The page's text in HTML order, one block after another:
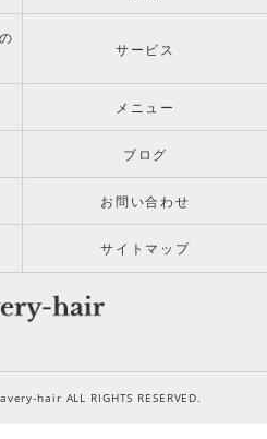
サービス
メニュー
ブログ
お問い合わせ
サイトマップ
hair ALL RIGHTS RESERVED.